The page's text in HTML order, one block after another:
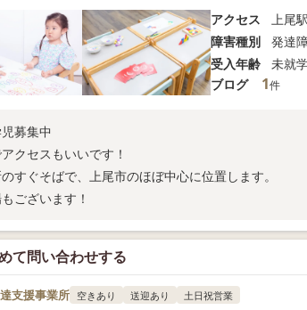
アクセス
上尾
障害種別
発達
受入年齢
未就
ブログ
1件
募集中
クセスもいいです！
すぐそばで、上尾市のほぼ中心に位置します。
ございます！
て問い合わせする
支援事業所 空きあり 送迎あり 土日祝営業